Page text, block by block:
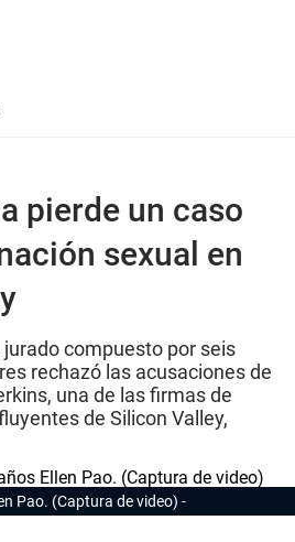
pierde un caso
sexual en
jurado compuesto por seis
rechazó las acusaciones de
una de las firmas de
de Silicon Valley,
Pao. (Captura de video)